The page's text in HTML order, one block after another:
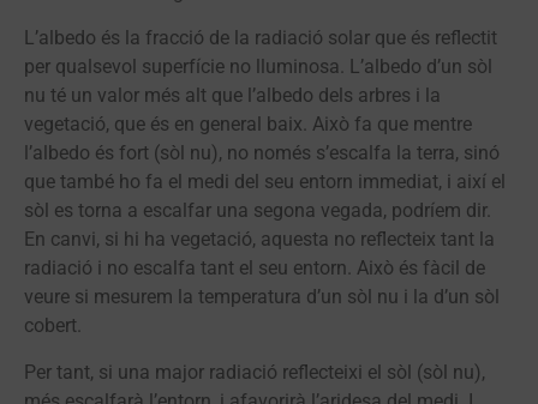
L’albedo és la fracció de la radiació solar que és reflectit
per qualsevol superfície no lluminosa. L’albedo d’un sòl
nu té un valor més alt que l’albedo dels arbres i la
vegetació, que és en general baix. Això fa que mentre
l’albedo és fort (sòl nu), no només s’escalfa la terra, sinó
que també ho fa el medi del seu entorn immediat, i així el
sòl es torna a escalfar una segona vegada, podríem dir.
En canvi, si hi ha vegetació, aquesta no reflecteix tant la
radiació i no escalfa tant el seu entorn. Això és fàcil de
veure si mesurem la temperatura d’un sòl nu i la d’un sòl
cobert.
Per tant, si una major radiació reflecteixi el sòl (sòl nu),